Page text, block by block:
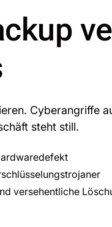
Cyberangriffe
steht still.
versehentliche